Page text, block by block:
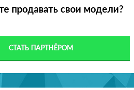
продавать свои модели?
СТАТЬ ПАРТНЁРОМ